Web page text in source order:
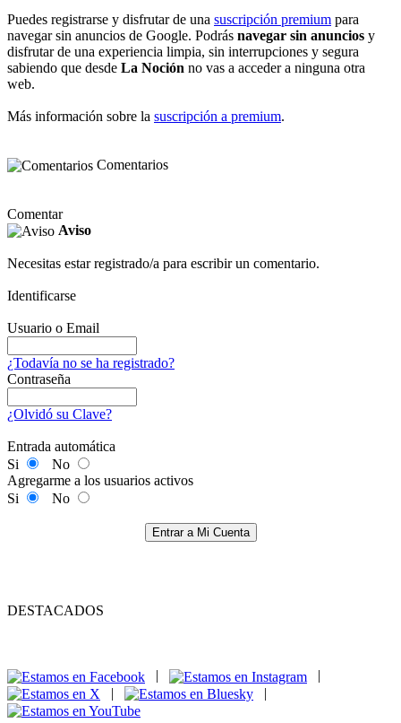
Puedes registrarse y disfrutar de una suscripción premium para
navegar sin anuncios de Google. Podrás navegar sin anuncios y
disfrutar de una experiencia limpia, sin interrupciones y segura
sabiendo que desde La Noción no vas a acceder a ninguna otra
web.
Más información sobre la suscripción a premium.
Comentarios
Comentar
Aviso
Necesitas estar registrado/a para escribir un comentario.
Identificarse
Usuario o Email
¿Todavía no se ha registrado?
Contraseña
¿Olvidó su Clave?
Entrada automática
Si
No
Agregarme a los usuarios activos
Si
No
Entrar a Mi Cuenta
DESTACADOS
|
|